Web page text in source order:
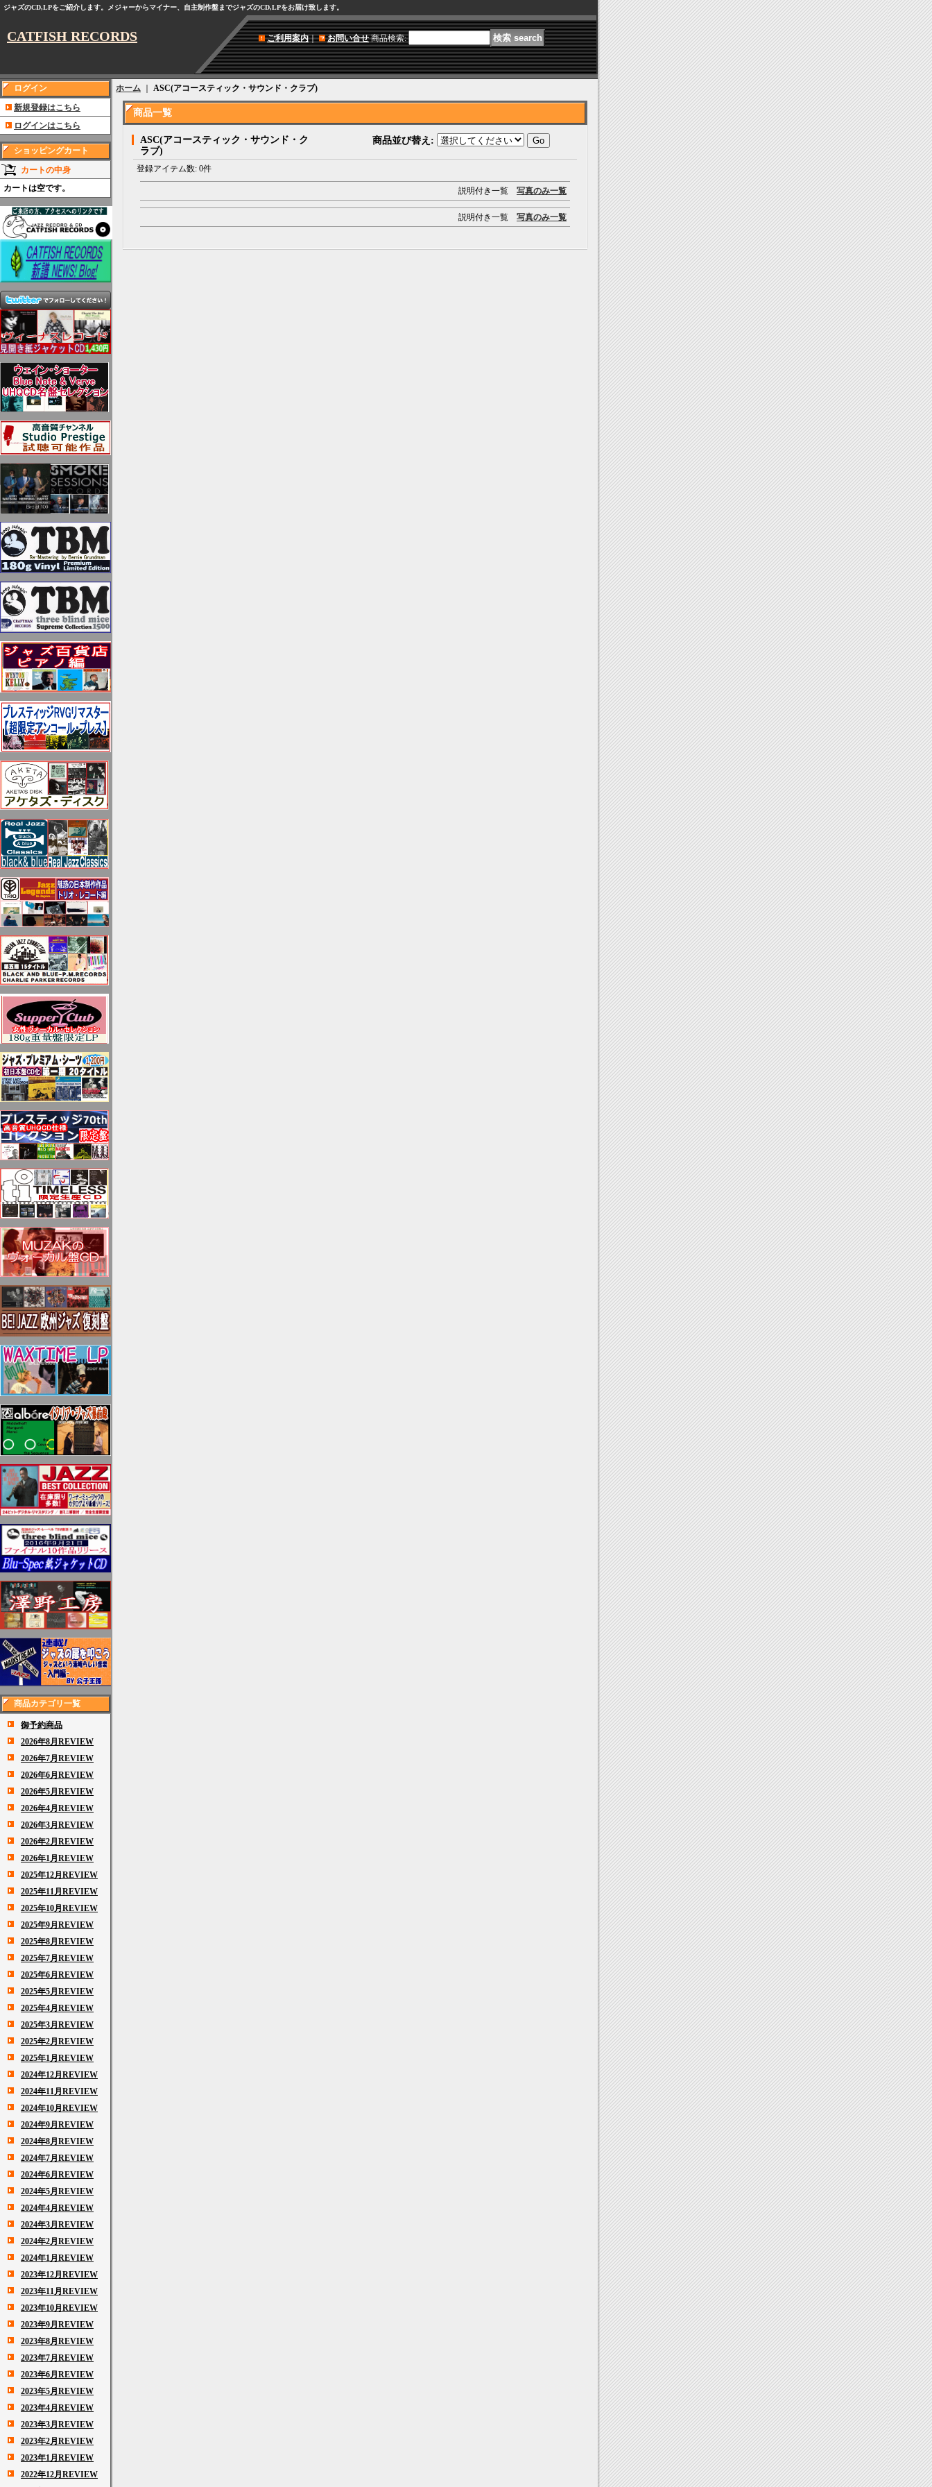
ジャズのCD,LPをご紹介します。メジャーからマイナー、自主制作盤までジャズのCD,LPをお届け致します。
CATFISH RECORDS ご利用案内｜ お問い合せ 商品検索:
ログイン
新規登録はこちら
ログインはこちら
ショッピングカート
カートの中身
カートは空です。
商品カテゴリ一覧
御予約商品
2026年8月REVIEW
2026年7月REVIEW
2026年6月REVIEW
2026年5月REVIEW
2026年4月REVIEW
2026年3月REVIEW
2026年2月REVIEW
2026年1月REVIEW
2025年12月REVIEW
2025年11月REVIEW
2025年10月REVIEW
2025年9月REVIEW
2025年8月REVIEW
2025年7月REVIEW
2025年6月REVIEW
2025年5月REVIEW
2025年4月REVIEW
2025年3月REVIEW
2025年2月REVIEW
2025年1月REVIEW
2024年12月REVIEW
2024年11月REVIEW
2024年10月REVIEW
2024年9月REVIEW
2024年8月REVIEW
2024年7月REVIEW
2024年6月REVIEW
2024年5月REVIEW
2024年4月REVIEW
2024年3月REVIEW
2024年2月REVIEW
2024年1月REVIEW
2023年12月REVIEW
2023年11月REVIEW
2023年10月REVIEW
2023年9月REVIEW
2023年8月REVIEW
2023年7月REVIEW
2023年6月REVIEW
2023年5月REVIEW
2023年4月REVIEW
2023年3月REVIEW
2023年2月REVIEW
2023年1月REVIEW
2022年12月REVIEW
ホーム ASC(アコースティック・サウンド・クラブ)
商品一覧
ASC(アコースティック・サウンド・ク
ラブ)
商品並び替え :
登録アイテム数: 0件
説明付き一覧 写真のみ一覧
説明付き一覧 写真のみ一覧